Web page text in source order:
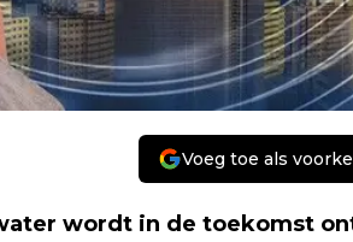
Voeg toe als
wordt in de toekomst